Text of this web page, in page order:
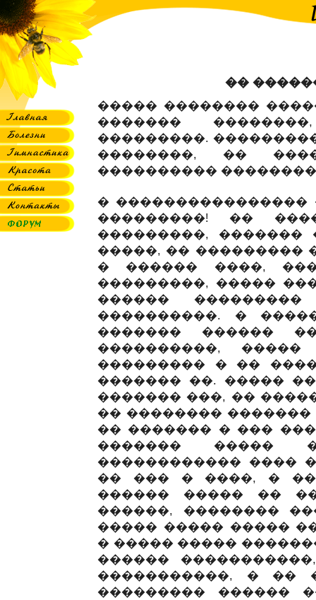
��
����� ��������
�������
���������.
��������, ��
����������
� ����������������
���������! ��
���������, �������
�����, �� ���������
� ������ ����,
���������, �����
������
����������. �
������� ������
����������,
��������� � ��
������� ��. �����
������� ���, ��
�� ��������
�� ������� � ���
������� �����
������������ ����
�� ��� � ����, �
������ ����� ��
������, ��������
����� ����� �����
� ����� �����
������
�����������, � ��
��������� ������